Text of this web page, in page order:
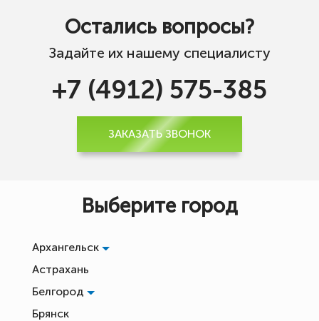
Остались вопросы?
Задайте их нашему специалисту
+7 (4912) 575-385
ЗАКАЗАТЬ ЗВОНОК
Выберите город
Архангельск
Астрахань
Белгород
Брянск